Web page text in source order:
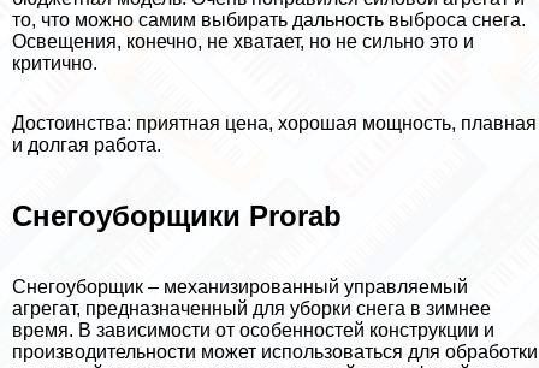
то, что можно самим выбирать дальность выброса снега.
Освещения, конечно, не хватает, но не сильно это и
критично.
Достоинства: приятная цена, хорошая мощность, плавная
и долгая работа.
Снегоуборщики Prorab
Снегоуборщик – механизированный управляемый
агрегат, предназначенный для уборки снега в зимнее
время. В зависимости от особенностей конструкции и
производительности может использоваться для обработки